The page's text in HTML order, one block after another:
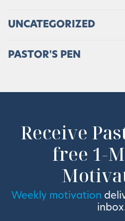
UNCATEGORIZED
PASTOR'S PEN
Receive
free 1-
Weekly motivation